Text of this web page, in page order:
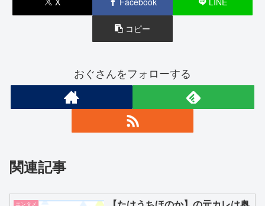
コピー
おぐさんをフォローする
関連記事
エンタメ